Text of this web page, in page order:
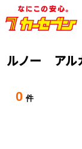
ルノー アル
0 件